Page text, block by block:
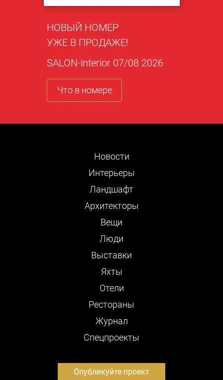
НОВЫЙ НОМЕР
УЖЕ В ПРОДАЖЕ!
SALON-interior 07/08 2026
Что в номере
Новости
Интерьеры
Ландшафт
Архитекторы
Вещи
Люди
Выставки
Яхты
Отели
Рестораны
Журнал
Cпецпроекты
Опубликуйте проект